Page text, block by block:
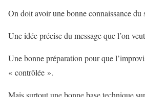
On doit avoir une bonne connaissance du
Une idée précise du message que l’on
Une bonne préparation pour que
« contrôlée ».
Mais surtout une bonne base technique